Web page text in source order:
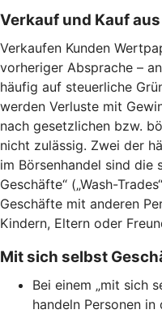
Verkauf und Kauf
Verkaufen Kunden
vorheriger Absprache –
häufig auf steuerliche
werden Verluste mit
nach gesetzlichen bzw.
nicht zulässig. Zwei der
im Börsenhandel sind die
Geschäfte“ („Wash-
Geschäfte mit anderen
Kindern, Eltern oder
Mit sich selbst
Bei einem „mit sich
handeln Personen